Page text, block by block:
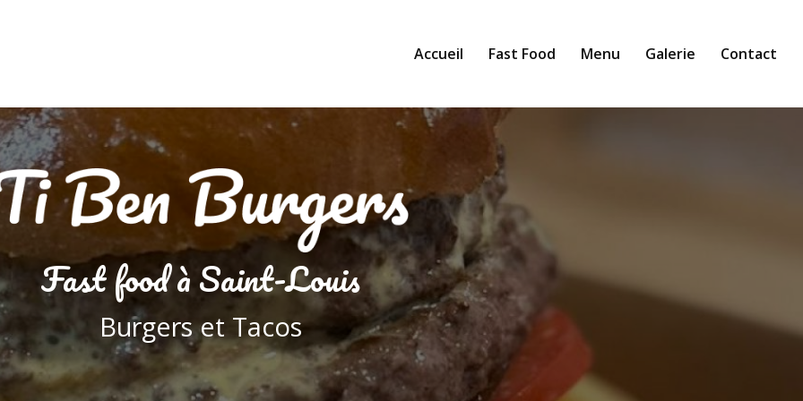
Accueil Fast Food Menu Galerie Contact
Fast food à Saint-Louis
Burgers et Tacos